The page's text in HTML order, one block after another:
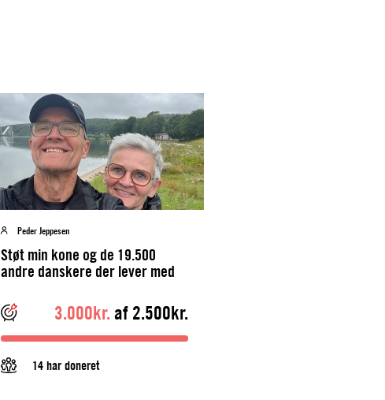
Peder Jeppesen
Støt min kone og de 19.500
andre danskere der lever med
3.000kr. af 2.500kr.
14 har doneret